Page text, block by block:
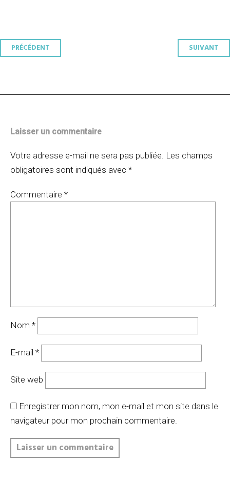
Navigation
PRÉCÉDENT SUIVANT
Laisser un commentaire
Votre adresse e-mail ne sera pas publiée. Les champs
obligatoires sont indiqués avec *
Commentaire *
Nom *
E-mail *
Site web
Enregistrer mon nom, mon e-mail et mon site dans le
navigateur pour mon prochain commentaire.